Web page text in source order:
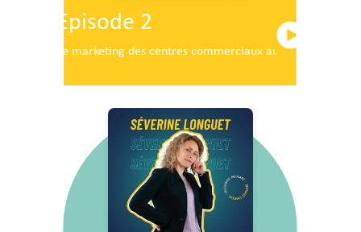
Episode 2
Le marketing des centres commerciaux au service du